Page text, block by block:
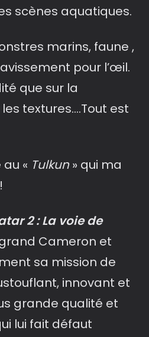
scènes aquatiques.
marins, faune ,
pour l’œil.
que sur la
textures….Tout est
« Tulkun» qui ma
2 : La voie de
Cameron et
sa mission de
innovant et
grande qualité et
lui fait défaut